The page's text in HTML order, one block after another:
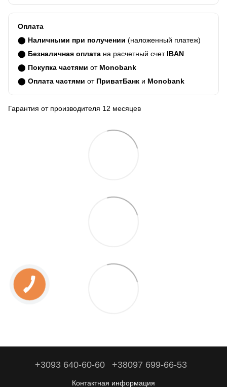
Оплата
⬤ Наличными при получении (наложенный платеж)
⬤ Безналичная оплата на расчетный счет IBAN
⬤ Покупка частями от Monobank
⬤ Оплата частями от ПриватБанк и Monobank
Гарантия от производителя 12 месяцев
+3093 640-60-60 +38097 699-66-53
Контактная информация